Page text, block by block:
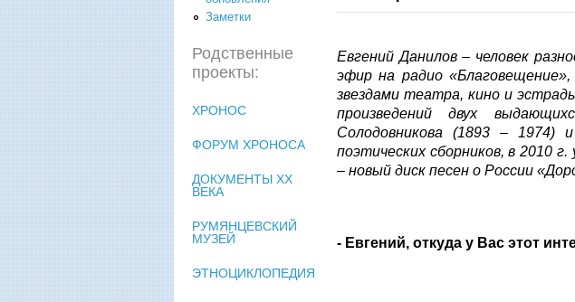
Евгений Данилов – человек
эфир на радио
звездами театра, кино и
произведений двух
Солодовникова (1893 –
поэтических сборников, в 2010
– новый диск песен о России
- Евгений, откуда у Вас этот
Заметки
Родственные
проекты:
ХРОНОС
ФОРУМ ХРОНОСА
ДОКУМЕНТЫ XX
ВЕКА
РУМЯНЦЕВСКИЙ
МУЗЕЙ
ЭТНОЦИКЛОПЕДИЯ